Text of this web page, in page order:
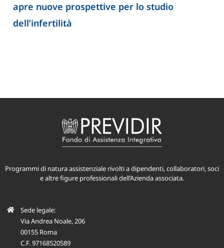
apre nuove prospettive per lo studio
dell’infertilità
Programmi di natura assistenziale rivolti a dipendenti, collaboratori, soci
e altre figure professionali dell’Azienda associata.
Sede legale:
Via Andrea Noale, 206
00155 Roma
C.F. 97168520589